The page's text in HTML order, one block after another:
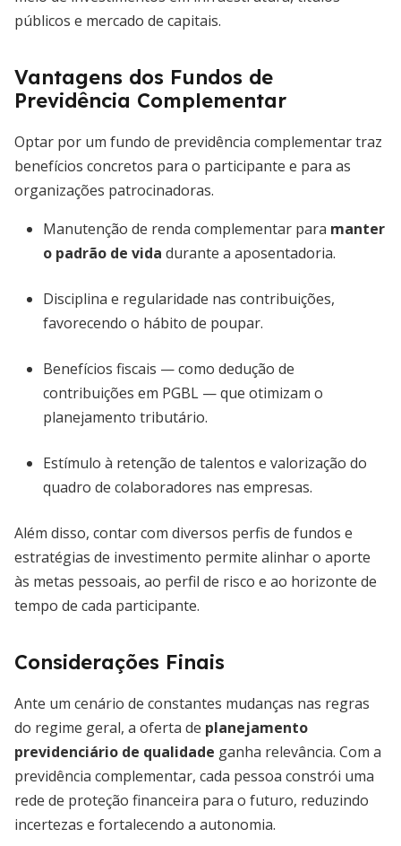
públicos e mercado de capitais.
Vantagens dos Fundos de
Previdência Complementar
Optar por um fundo de previdência complementar traz
benefícios concretos para o participante e para as
organizações patrocinadoras.
Manutenção de renda complementar para manter
o padrão de vida durante a aposentadoria.
Disciplina e regularidade nas contribuições,
favorecendo o hábito de poupar.
Benefícios fiscais — como dedução de
contribuições em PGBL — que otimizam o
planejamento tributário.
Estímulo à retenção de talentos e valorização do
quadro de colaboradores nas empresas.
Além disso, contar com diversos perfis de fundos e
estratégias de investimento permite alinhar o aporte
às metas pessoais, ao perfil de risco e ao horizonte de
tempo de cada participante.
Considerações Finais
Ante um cenário de constantes mudanças nas regras
do regime geral, a oferta de planejamento
previdenciário de qualidade ganha relevância. Com a
previdência complementar, cada pessoa constrói uma
rede de proteção financeira para o futuro, reduzindo
incertezas e fortalecendo a autonomia.